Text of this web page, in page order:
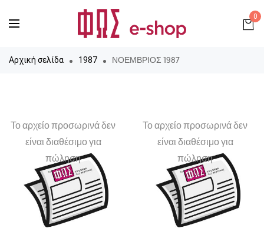
0
Αρχική σελίδα 1987 ΝΟΕΜΒΡΙΟΣ 1987
Το αρχείο προσωρινά δεν
είναι διαθέσιμο για
πώληση
Το αρχείο προσωρινά δεν
είναι διαθέσιμο για
πώληση